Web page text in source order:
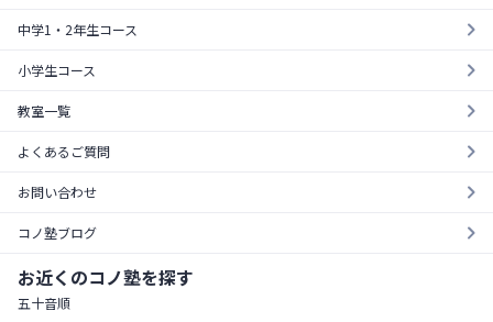
中学1・2年生コース
小学生コース
教室一覧
よくあるご質問
お問い合わせ
コノ塾ブログ
お近くのコノ塾を探す
五十音順